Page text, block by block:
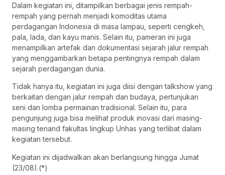
Dalam kegiatan ini, ditampilkan berbagai jenis rempah-
rempah yang pernah menjadi komoditas utama
perdagangan Indonesia di masa lampau, seperti cengkeh,
pala, lada, dan kayu manis. Selain itu, pameran ini juga
menampilkan artefak dan dokumentasi sejarah jalur rempah
yang menggambarkan betapa pentingnya rempah dalam
sejarah perdagangan dunia.
Tidak hanya itu, kegiatan ini juga diisi dengan talkshow yang
berkaitan dengan jalur rempah dan budaya, pertunjukan
seni dan lomba permainan tradisional. Selain itu, para
pengunjung juga bisa melihat produk inovasi dari masing-
masing tenand fakultas lingkup Unhas yang terlibat dalam
kegiatan tersebut.
Kegiatan ini dijadwalkan akan berlangsung hingga Jumat
(23/08).(*)